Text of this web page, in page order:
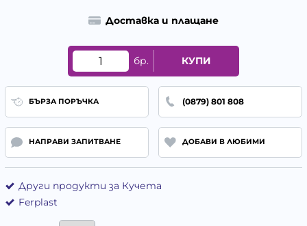
Доставка и плащане
бр. КУПИ
БЪРЗА ПОРЪЧКА (0879) 801 808
НАПРАВИ ЗАПИТВАНЕ ДОБАВИ В ЛЮБИМИ
Други продукти за Кучета
Ferplast